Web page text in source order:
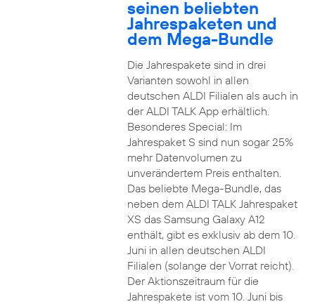
seinen beliebten
Jahrespaketen und
dem Mega-Bundle
Die Jahrespakete sind in drei
Varianten sowohl in allen
deutschen ALDI Filialen als auch in
der ALDI TALK App erhältlich.
Besonderes Special: Im
Jahrespaket S sind nun sogar 25%
mehr Datenvolumen zu
unverändertem Preis enthalten.
Das beliebte Mega-Bundle, das
neben dem ALDI TALK Jahrespaket
XS das Samsung Galaxy A12
enthält, gibt es exklusiv ab dem 10.
Juni in allen deutschen ALDI
Filialen (solange der Vorrat reicht).
Der Aktionszeitraum für die
Jahrespakete ist vom 10. Juni bis